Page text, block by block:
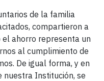
de la familia
compartieron a
el ahorro representa un
al cumplimiento de
De igual forma, y en
nuestra Institución, se